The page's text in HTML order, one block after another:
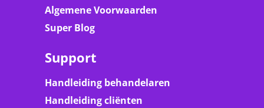
Algemene Voorwaarden
Super Blog
Support
Handleiding behandelaren
Handleiding cliënten